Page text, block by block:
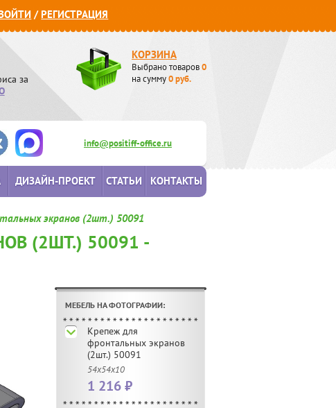
/РЕГИСТРАЦИЯ
за
КОРЗИНА
Выбрано товаров0
на сумму0руб.
info@positiff-office.ru
ДИЗАЙН-ПРОЕКТ СТАТЬИ КОНТАКТЫ
экранов (2шт.) 50091
(2ШТ.) 50091 -
МЕБЕЛЬ НА ФОТОГРАФИИ:
Крепеж для
фронтальных экранов
(2шт.) 50091
54х54х10
1 216 ₽